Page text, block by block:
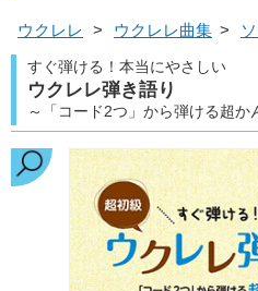
ウクレレ > ウクレレ曲集 >
すぐ弾ける！本当にやさしい
ウクレレ弾き語り
～「コード2つ」から弾ける超か